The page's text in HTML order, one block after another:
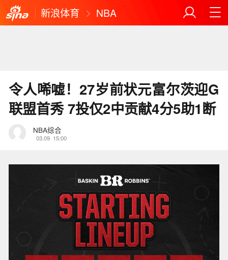
新浪体育 NBA
令人唏嘘！27岁前状元富尔茨迎G
联盟首秀 7投仅2中贡献4分5助1断
NBA综合
03.09 15:00